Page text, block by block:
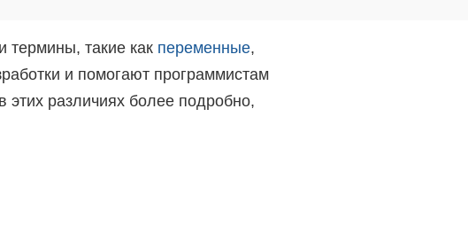
термины, такие как переменные,
и помогают программистам
различиях более подробно,